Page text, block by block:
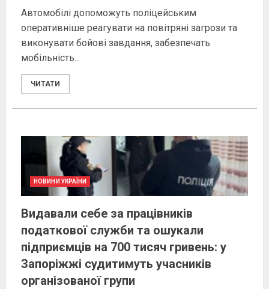
Автомобілі допоможуть поліцейським
оперативніше реагувати на повітряні загрози та
виконувати бойові завдання, забезпечать
мобільність...
ЧИТАТИ
НОВИНИ УКРАЇНИ
Видавали себе за працівників
податкової служби та ошукали
підприємців на 700 тисяч гривень: у
Запоріжжі судитимуть учасників
організованої групи